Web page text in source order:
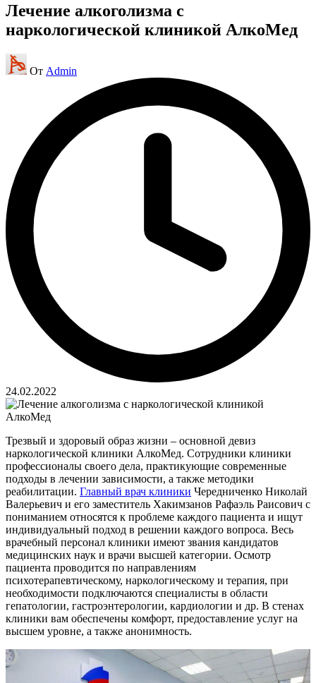
Лечение алкоголизма с
наркологической клиникой АлкоМед
Запись
от
От Admin
24.02.2022
Трезвый и здоровый образ жизни – основной девиз
наркологической клиники АлкоМед. Сотрудники клиники
профессионалы своего дела, практикующие современные
подходы в лечении зависимости, а также методики
реабилитации. Главный врач клиники Чередниченко Николай
Валерьевич и его заместитель Хакимзанов Рафаэль Раисович с
пониманием относятся к проблеме каждого пациента и ищут
индивидуальный подход в решении каждого вопроса. Весь
врачебный персонал клиники имеют звания кандидатов
медицинских наук и врачи высшей категории. Осмотр
пациента проводится по направлениям
психотерапевтическому, наркологическому и терапия, при
необходимости подключаются специалисты в области
гепатологии, гастроэнтерологии, кардиологии и др. В стенах
клиники вам обеспечены комфорт, предоставление услуг на
высшем уровне, а также анонимность.